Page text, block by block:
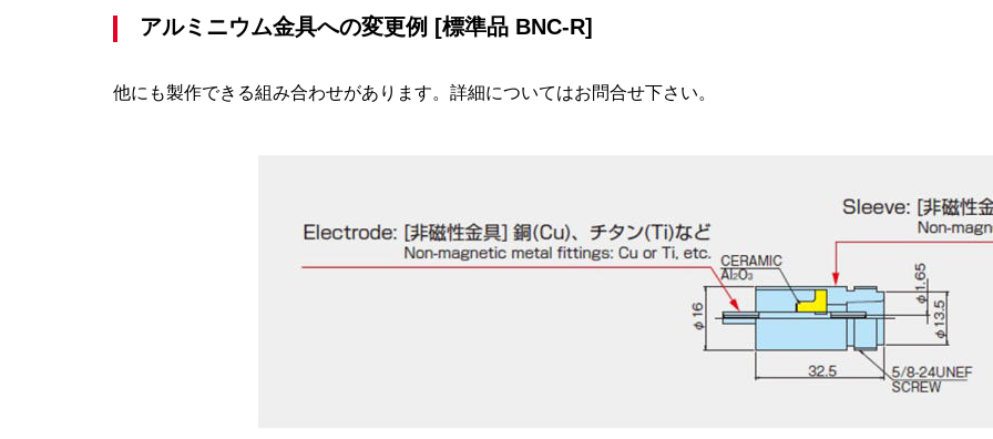
アルミニウム金具への変更例 [標準品 BNC-R]
他にも製作できる組み合わせがあります。詳細についてはお問合せ下さい。